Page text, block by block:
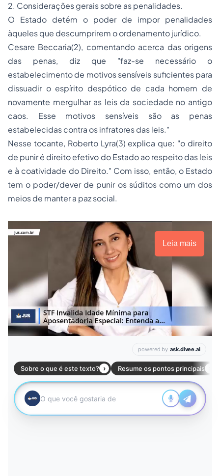
2. Considerações gerais sobre as penalidades.
O Estado detém o poder de impor penalidades
àqueles que descumprirem o ordenamento jurídico.
Cesare Beccaria(2), comentando acerca das origens
das penas, diz que "faz-se necessário o
estabelecimento de motivos sensíveis suficientes para
dissuadir o espírito despótico de cada homem de
novamente mergulhar as leis da sociedade no antigo
caos. Esse motivos sensíveis são as penas
estabelecidas contra os infratores das leis."
Nesse tocante, Roberto Lyra(3) explica que: "o direito
de punir é direito efetivo do Estado ao respeito das leis
e à coatividade do Direito." Com isso, então, o Estado
tem o poder/dever de punir os súditos como um dos
meios de manter a paz social.
Leia mais